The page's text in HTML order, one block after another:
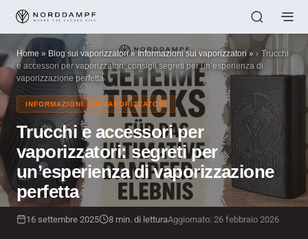
Home » Blog sui vaporizzatori»Informazioni sui vaporizzatori»
Trucchi
e accessori per vaporizzatori: consigli segreti per un’esperienza di
vaporizzazione perfetta
INFORMAZIONI SUI VAPORIZZATORI
Trucchi e accessori per
vaporizzatori: segreti per
un’esperienza di vaporizzazione
perfetta
16 settembre 2025 8 min. di letturaAggiornato: 26 febbraio 2026